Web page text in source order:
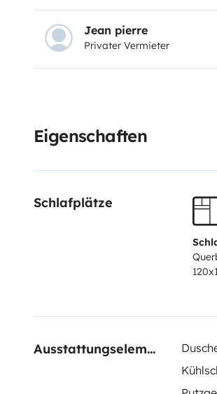
nous . Pour toutes informations
questionsJean pierre
Privater Vermieter
Eigenschaften
Schlafplätze
Ausstattungselemente